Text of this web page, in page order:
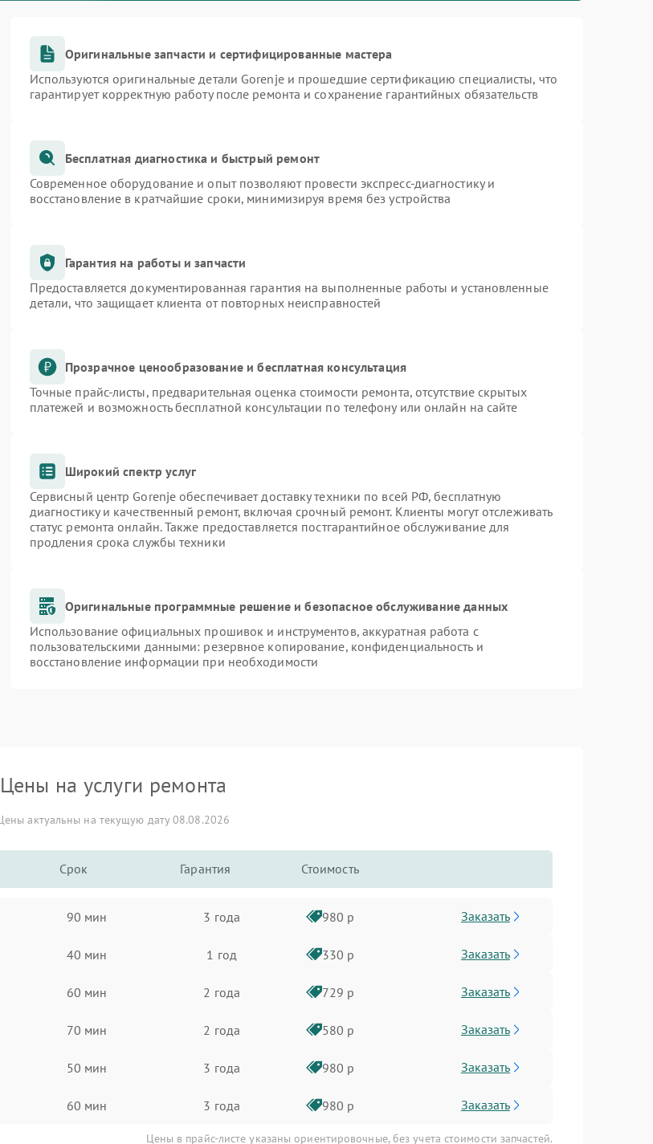
Оригинальные запчасти и сертифицированные мастера
Используются оригинальные детали Gorenje и прошедшие сертификацию специалисты, что
гарантирует корректную работу после ремонта и сохранение гарантийных обязательств
Бесплатная диагностика и быстрый ремонт
Современное оборудование и опыт позволяют провести экспресс-диагностику и
восстановление в кратчайшие сроки, минимизируя время без устройства
Гарантия на работы и запчасти
Предоставляется документированная гарантия на выполненные работы и установленные
детали, что защищает клиента от повторных неисправностей
Прозрачное ценообразование и бесплатная консультация
Точные прайс-листы, предварительная оценка стоимости ремонта, отсутствие скрытых
платежей и возможность бесплатной консультации по телефону или онлайн на сайте
Широкий спектр услуг
Сервисный центр Gorenje обеспечивает доставку техники по всей РФ, бесплатную
диагностику и качественный ремонт, включая срочный ремонт. Клиенты могут отслеживать
статус ремонта онлайн. Также предоставляется постгарантийное обслуживание для
продления срока службы техники
Оригинальные программные решение и безопасное обслуживание данных
Использование официальных прошивок и инструментов, аккуратная работа с
пользовательскими данными: резервное копирование, конфиденциальность и
восстановление информации при необходимости
Цены на услуги ремонта
актуальны на текущую дату 08.08.2026
Срок Гарантия Стоимость
90 мин 3 года 980 р Заказать
40 мин 1 год 330 р Заказать
60 мин 2 года 729 р Заказать
70 мин 2 года 580 р Заказать
50 мин 3 года 980 р Заказать
60 мин 3 года 980 р Заказать
Цены в прайс-листе указаны ориентировочные, без учета стоимости запчастей.